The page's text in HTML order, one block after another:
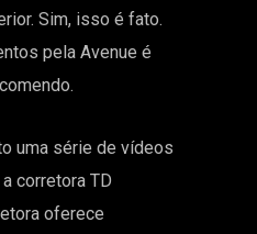
Sim, isso é fato.
pela Avenue é
uma série de vídeos
a corretoraTD
oferece